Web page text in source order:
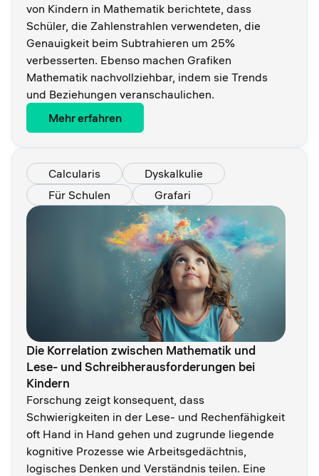
von Kindern in Mathematik berichtete, dass
Schüler, die Zahlenstrahlen verwendeten, die
Genauigkeit beim Subtrahieren um 25%
verbesserten. Ebenso machen Grafiken
Mathematik nachvollziehbar, indem sie Trends
und Beziehungen veranschaulichen.
Mehr erfahren
Calcularis
Dyskalkulie
Für Schulen
Grafari
Die Korrelation zwischen Mathematik und
Lese- und Schreibherausforderungen bei
Kindern
Forschung zeigt konsequent, dass
Schwierigkeiten in der Lese- und Rechenfähigkeit
oft Hand in Hand gehen und zugrunde liegende
kognitive Prozesse wie Arbeitsgedächtnis,
logisches Denken und Verständnis teilen. Eine